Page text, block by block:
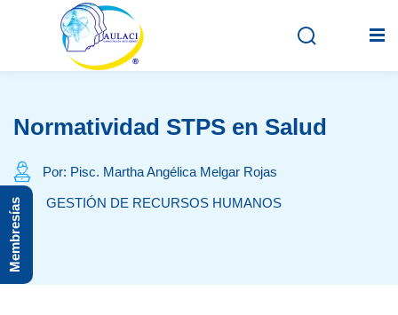
Inicio
En vivo
Grabados
Normatividad STPS en Salud
Por: Pisc. Martha Angélica Melgar Rojas
GESTIÓN DE RECURSOS HUMANOS
Membresías